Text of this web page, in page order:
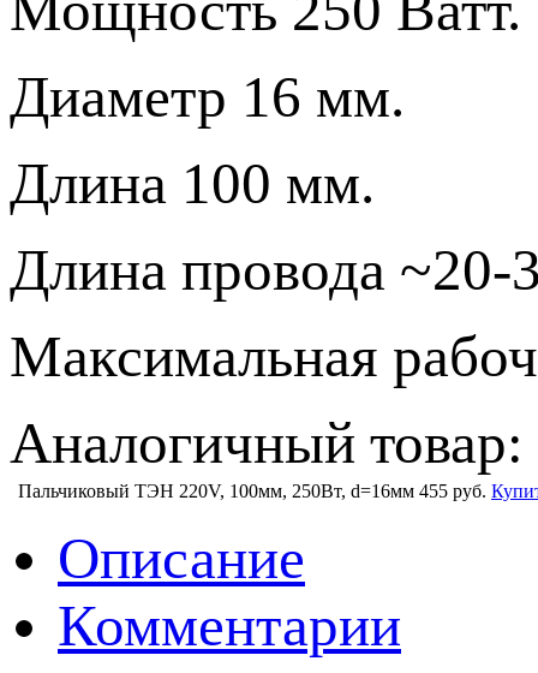
Диаметр 16 мм.
Длина 100 мм.
Длина провода ~20-
Максимальная
Аналогичный
Пальчиковый ТЭН 220V, 100мм, 250Вт, d=16мм 455 руб.
Описание
Комментарии